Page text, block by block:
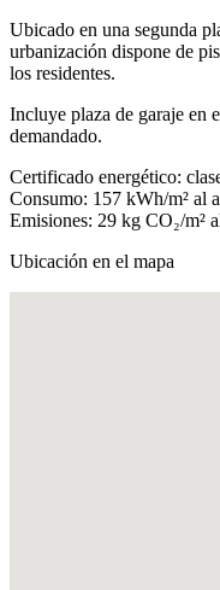
Ubicado en una segunda
urbanización dispone de
los residentes.
Incluye plaza de garaje en
demandado.
Certificado energético:
Consumo: 157 kWh/m² al
Emisiones: 29 kg CO₂/m²
Ubicación en el mapa